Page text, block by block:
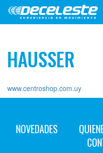
HAUSSER
www.centroshop.com.uy
NOVEDADES